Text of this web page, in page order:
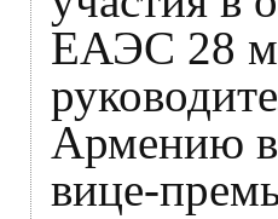
ЕАЭС 28
Армению в
вице-